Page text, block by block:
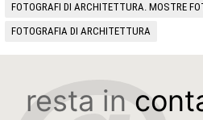
FOTOGRAFI DI ARCHITETTURA. MOSTRE
FOTOGRAFIA DI ARCHITETTURA
resta in